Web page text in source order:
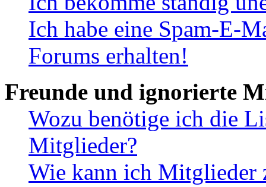
Ich habe eine Spam-E-
Forums erhalten!
Freunde und ignorierte
Wozu benötige ich die
Mitglieder?
Wie kann ich Mitglieder